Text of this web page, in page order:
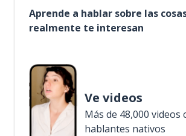
Aprende a hablar sobre las
realmente te interesan
Ve videos
Más de 48,000 videos
hablantes nativos